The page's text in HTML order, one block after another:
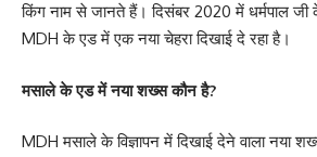
किंग नाम से जानते हैं। दिसंबर 2020 में धर्मपाल
MDH के एड में एक नया चेहरा दिखाई दे रहा है।
मसाले के एड में नया शख्स कौन है?
MDH मसाले के विज्ञापन में दिखाई देने वाला नया